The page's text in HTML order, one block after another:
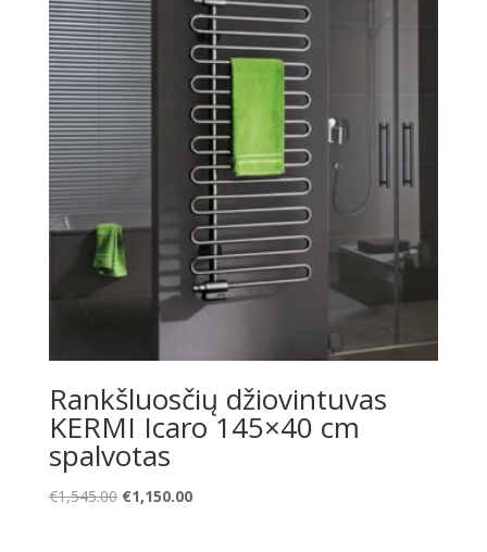
Rankšluosčių džiovintuvas
KERMI Icaro 145×40 cm
spalvotas
€1,545.00 Original
€1,150.00Current